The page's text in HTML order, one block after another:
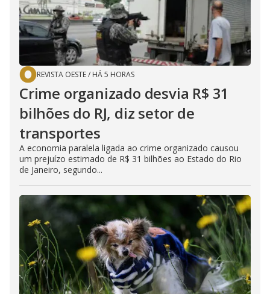
REVISTA OESTE/ HÁ 5 HORAS
Crime organizado desvia R$ 31
bilhões do RJ, diz setor de
transportes
A economia paralela ligada ao crime organizado causou
um prejuízo estimado de R$ 31 bilhões ao Estado do Rio
de Janeiro, segundo...